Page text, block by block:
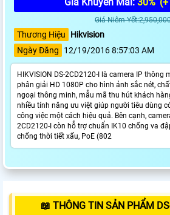
Giá Niêm
Thương Hiệu
Hikvision
Ngày Đăng
12/19/2016 8:57:03 AM
HIKVISION DS-2CD2120-I là camera IP thông
phân giải HD 1080P cho hình ảnh sắc nét,
ngoại thông minh, mẫu mã thu hút khách
nhiều tính năng ưu việt giúp người tiêu dùng
công việc một cách hiệu quả. Bên cạnh,
2CD2120-I còn hỗ trợ chuẩn IK10 chống va
chống thời tiết xấu, PoE (802
📖 THÔNG TIN SẢN PHẨM